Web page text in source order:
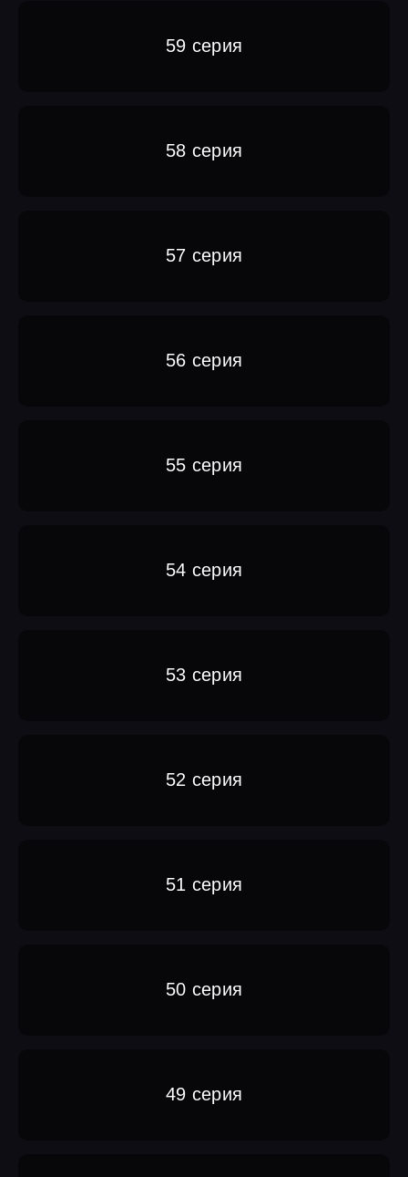
59 серия
58 серия
57 серия
56 серия
55 серия
54 серия
53 серия
52 серия
51 серия
50 серия
49 серия